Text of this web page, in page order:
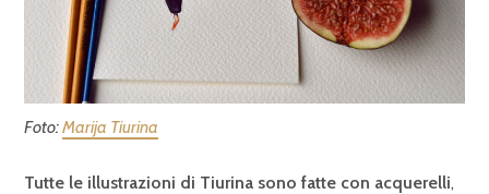
Foto:Marija Tiurina
Tutte le illustrazioni di Tiurina sono fatte con acquerelli,